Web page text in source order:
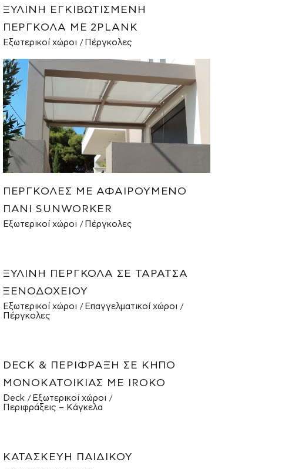
ΞΎΛΙΝΗ ΕΓΚΙΒΩΤΙΣΜΈΝΗ
ΠΈΡΓΚΟΛΑ ΜΕ 2PLANK
Εξωτερικοί χώροι Πέργκολες
ΠΈΡΓΚΟΛΕΣ ΜΕ ΑΦΑΙΡΟΎΜΕΝΟ
ΠΑΝΊ SUNWORKER
Εξωτερικοί χώροι Πέργκολες
ΞΎΛΙΝΗ ΠΈΡΓΚΟΛΑ ΣΕ ΤΑΡΆΤΣΑ
ΞΕΝΟΔΟΧΕΊΟΥ
Εξωτερικοί χώροι
Επαγγελματικοί χώροι
Πέργκολες
DECK & ΠΕΡΊΦΡΑΞΗ ΣΕ ΚΉΠΟ
ΜΟΝΟΚΑΤΟΙΚΊΑΣ ΜΕ IROKO
Deck
Εξωτερικοί χώροι
Περιφράξεις – Κάγκελα
ΚΑΤΑΣΚΕΥΉ ΠΑΙΔΙΚΟΎ